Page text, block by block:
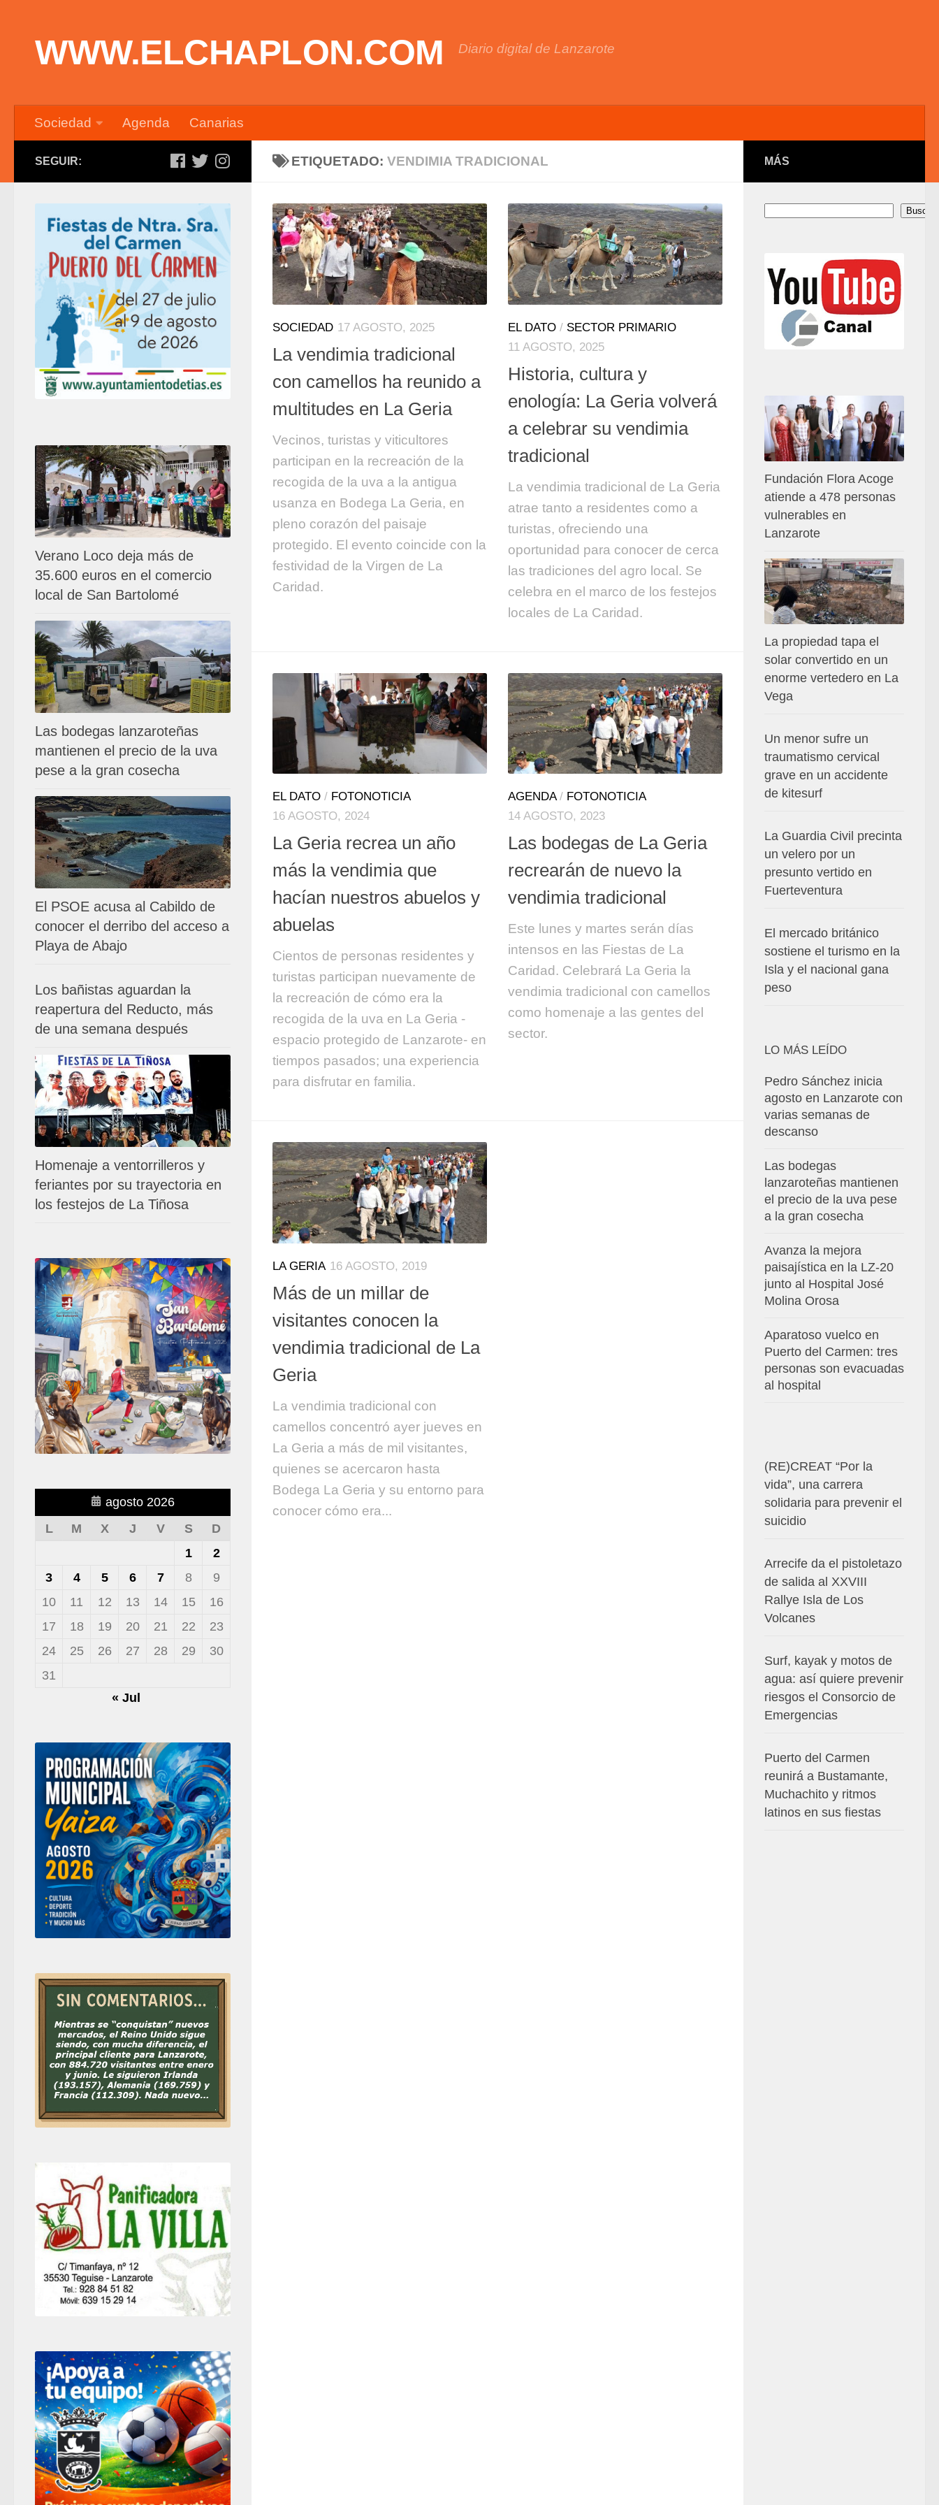
WWW.ELCHAPLON.COM Diario digital de Lanzarote
Sociedad Agenda Canarias
ETIQUETADO:VENDIMIA TRADICIONAL
SOCIEDAD 17 AGOSTO, 2025
La vendimia tradicional
con camellos ha reunido a
multitudes en La Geria
Vecinos, turistas y viticultores
participan en la recreación de la
recogida de la uva a la antigua
usanza en Bodega La Geria, en
pleno corazón del paisaje
protegido. El evento coincide con la
festividad de la Virgen de La
Caridad.
EL DATO / SECTOR PRIMARIO
11 AGOSTO, 2025
Historia, cultura y
enología: La Geria volverá
a celebrar su vendimia
tradicional
La vendimia tradicional de La Geria
atrae tanto a residentes como a
turistas, ofreciendo una
oportunidad para conocer de cerca
las tradiciones del agro local. Se
celebra en el marco de los festejos
locales de La Caridad.
EL DATO / FOTONOTICIA
16 AGOSTO, 2024
La Geria recrea un año
más la vendimia que
hacían nuestros abuelos y
abuelas
Cientos de personas residentes y
turistas participan nuevamente de
la recreación de cómo era la
recogida de la uva en La Geria -
espacio protegido de Lanzarote- en
tiempos pasados; una experiencia
para disfrutar en familia.
AGENDA/ FOTONOTICIA
14 AGOSTO, 2023
Las bodegas de La Geria
recrearán de nuevo la
vendimia tradicional
Este lunes y martes serán días
intensos en las Fiestas de La
Caridad. Celebrará La Geria la
vendimia tradicional con camellos
como homenaje a las gentes del
sector.
LA GERIA 16 AGOSTO, 2019
Más de un millar de
visitantes conocen la
vendimia tradicional de La
Geria
La vendimia tradicional con
camellos concentró ayer jueves en
La Geria a más de mil visitantes,
quienes se acercaron hasta
Bodega La Geria y su entorno para
conocer cómo era...
SEGUIR:
Verano Loco deja más de
35.600 euros en el comercio
local de San Bartolomé
Las bodegas lanzaroteñas
mantienen el precio de la uva
pese a la gran cosecha
El PSOE acusa al Cabildo de
conocer el derribo del acceso a
Playa de Abajo
Los bañistas aguardan la
reapertura del Reducto, más
de una semana después
Homenaje a ventorrilleros y
feriantes por su trayectoria en
los festejos de La Tiñosa
agosto 2026
L
M X J V S
D
1
2
3
4 5 6 7 8
9
10
11 12 13 14 15
16
17
18 19 20 21 22
23
24
25 26 27 28 29
30
31
« Jul
MÁS
Buscar
Fundación Flora Acoge
atiende a 478 personas
vulnerables en
Lanzarote
La propiedad tapa el
solar convertido en un
enorme vertedero en La
Vega
Un menor sufre un
traumatismo cervical
grave en un accidente
de kitesurf
La Guardia Civil precinta
un velero por un
presunto vertido en
Fuerteventura
El mercado británico
sostiene el turismo en la
Isla y el nacional gana
peso
LO MÁS LEÍDO
Pedro Sánchez inicia
agosto en Lanzarote con
varias semanas de
descanso
Las bodegas
lanzaroteñas mantienen
el precio de la uva pese
a la gran cosecha
Avanza la mejora
paisajística en la LZ-20
junto al Hospital José
Molina Orosa
Aparatoso vuelco en
Puerto del Carmen: tres
personas son evacuadas
al hospital
(RE)CREAT “Por la
vida”, una carrera
solidaria para prevenir el
suicidio
Arrecife da el pistoletazo
de salida al XXVIII
Rallye Isla de Los
Volcanes
Surf, kayak y motos de
agua: así quiere prevenir
riesgos el Consorcio de
Emergencias
Puerto del Carmen
reunirá a Bustamante,
Muchachito y ritmos
latinos en sus fiestas